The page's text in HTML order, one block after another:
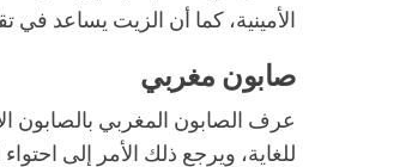
الأمينية، كما أن الزيت يساعد في
صابون مغربي
عرف الصابون المغربي بالصابون
للغاية، ويرجع ذلك الأمر إلى